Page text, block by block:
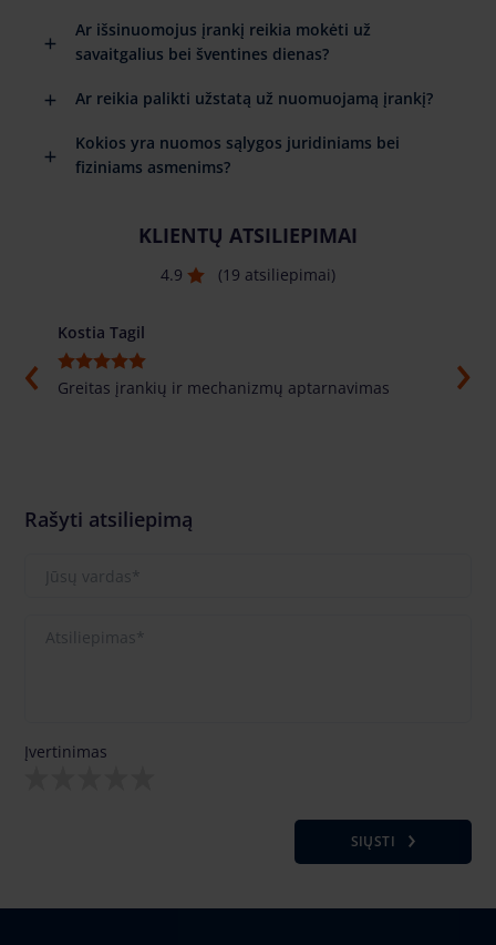
Ar išsinuomojus įrankį reikia mokėti už
savaitgalius bei šventines dienas?
Ar reikia palikti užstatą už nuomuojamą įrankį?
Kokios yra nuomos sąlygos juridiniams bei
fiziniams asmenims?
KLIENTŲ ATSILIEPIMAI
4.9 (19 atsiliepimai)
Kostia Tagil
Greitas įrankių ir mechanizmų aptarnavimas
Rašyti atsiliepimą
Įvertinimas
SIŲSTI